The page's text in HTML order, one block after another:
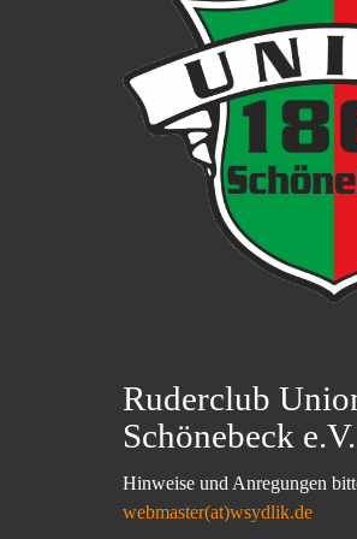
Ruderclub
Schönebeck e.V.
Hinweise und Anregungen
webmaster(at)wsydlik.de